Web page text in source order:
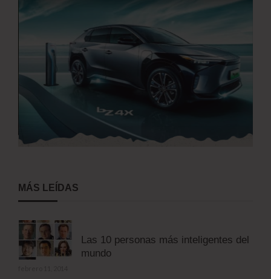
MÁS LEÍDAS
Las 10 personas más inteligentes del
mundo